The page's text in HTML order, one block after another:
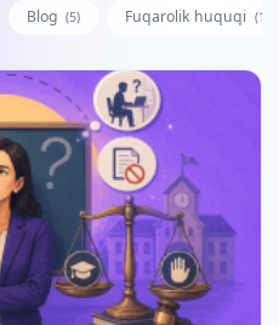
Blog (5) Fuqarolik huquqi